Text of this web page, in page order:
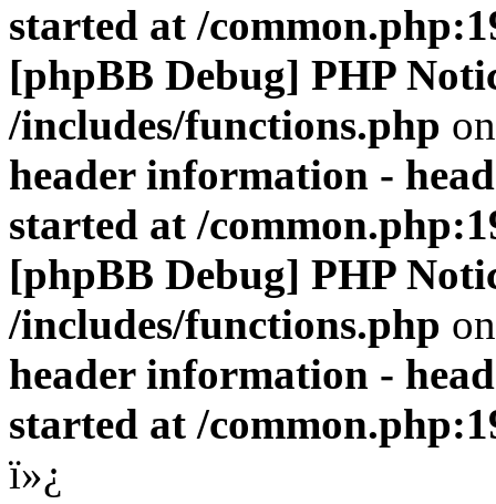
started at /
[phpBB Debug] PHP
/includes/functions.php
header information -
started at /
[phpBB Debug] PHP
/includes/functions.php
header information -
started at /
ï»¿